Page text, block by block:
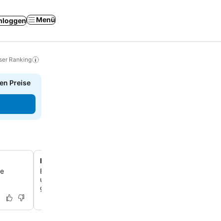
Menü
Ranking
Preise
Frisch renovierte ehemalige Jugendherberge
Erleben Sie ein wunderschön umgestaltetes Anwesen,
ursprünglich eine Jugendherberge war und heute
geschmackvoll eingerichtete Unterkünfte bietet.